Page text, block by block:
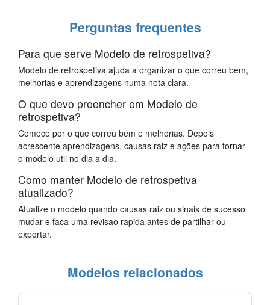
Perguntas frequentes
Para que serve Modelo de retrospetiva?
Modelo de retrospetiva ajuda a organizar o que correu bem,
melhorias e aprendizagens numa nota clara.
O que devo preencher em Modelo de
retrospetiva?
Comece por o que correu bem e melhorias. Depois
acrescente aprendizagens, causas raiz e ações para tornar
o modelo util no dia a dia.
Como manter Modelo de retrospetiva
atualizado?
Atualize o modelo quando causas raiz ou sinais de sucesso
mudar e faca uma revisao rapida antes de partilhar ou
exportar.
Modelos relacionados